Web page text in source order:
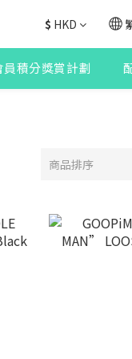
$ HKD
積分獎賞計劃
商品排序